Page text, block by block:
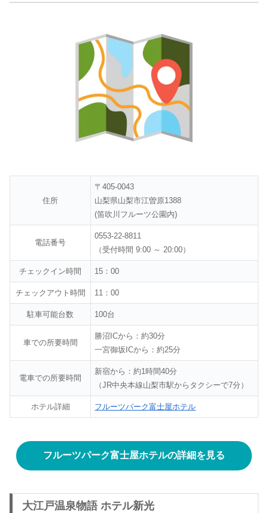
住所
〒405-0043
山梨県山梨市江曽原1388
(笛吹川フルーツ公園内)
電話番号
0553-22-8811
（受付時間 9:00 ～ 20:00）
チェックイン時間 15：00
チェックアウト時間 11：00
駐車可能台数 100台
車での所要時間
勝沼ICから：約30分
一宮御坂ICから：約25分
電車での所要時間
新宿から：約1時間40分
（JR中央本線山梨市駅からタクシーで7分）
ホテル詳細 フルーツパーク富士屋ホテル
フルーツパーク富士屋ホテルの詳細を見る
大江戸温泉物語 ホテル新光